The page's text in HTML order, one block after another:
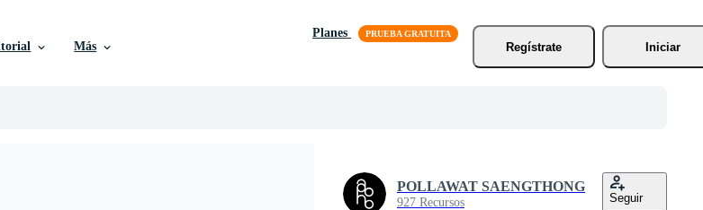
Más
Planes
Regístrate
Iniciar
POLLAWAT SAENGTHONG
927 Recursos Seguir